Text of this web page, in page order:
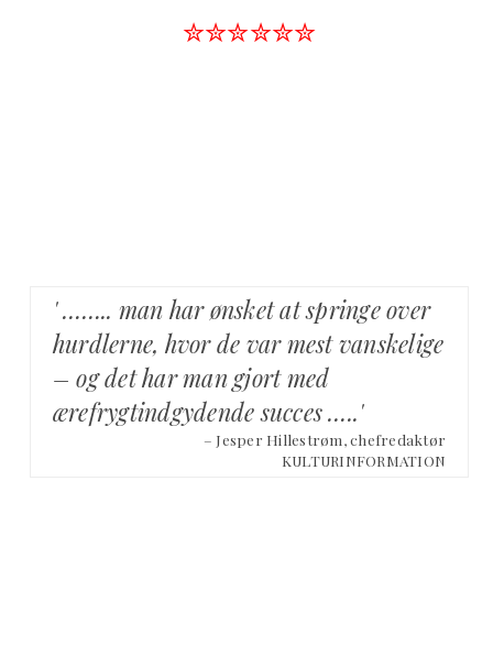
✮✮✮✮✮✮
' …….. man har ønsket at springe over
hurdlerne, hvor de var mest vanskelige
– og det har man gjort med
ærefrygtindgydende succes …..'
– Jesper Hillestrøm, chefredaktør
KULTURINFORMATION